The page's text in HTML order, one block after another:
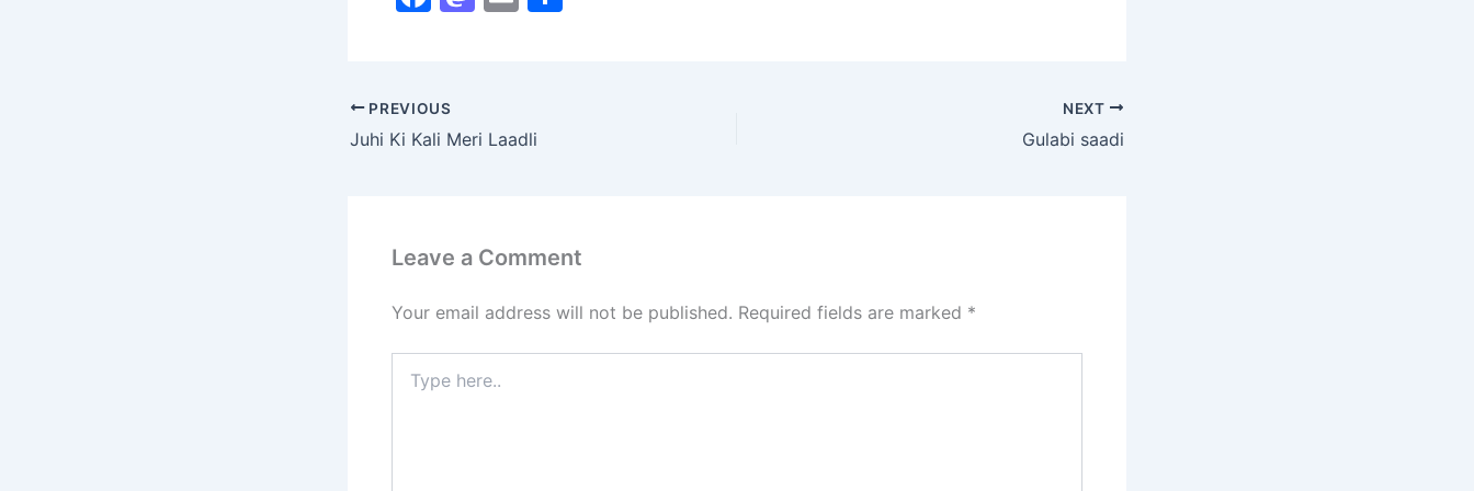
e
b d
PREVIOUS
Juhi Ki Kali Meri Laadli
NEXT
Gulabi saadi
Leave a Comment
Your email address will not be published. Required fields are marked *
here..